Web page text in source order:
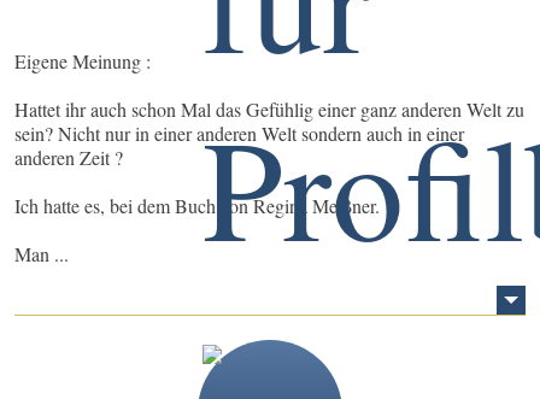
Eigene Meinung :
Hattet ihr auch schon Mal das Gefühlig einer ganz anderen Welt zu
sein? Nicht nur in einer anderen Welt sondern auch in einer
anderen Zeit ?
Ich hatte es, bei dem Buch von Regina Meißner.
Man ...